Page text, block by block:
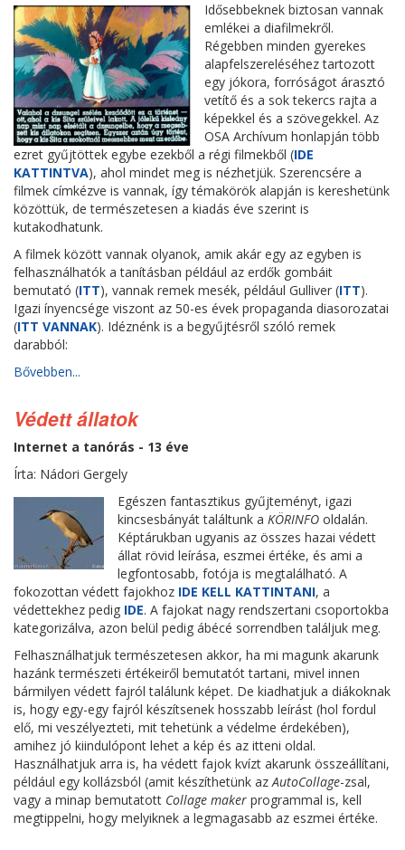
Idősebbeknek biztosan vannak
emlékei a diafilmekről.
Régebben minden gyerekes
alapfelszereléséhez tartozott
egy jókora, forróságot árasztó
vetítő és a sok tekercs rajta a
képekkel és a szövegekkel. Az
OSA Archívum honlapján több
ezret gyűjtöttek egybe ezekből a régi filmekből (IDE
KATTINTVA), ahol mindet meg is nézhetjük. Szerencsére a
filmek címkézve is vannak, így témakörök alapján is kereshetünk
közöttük, de természetesen a kiadás éve szerint is
kutakodhatunk.
A filmek között vannak olyanok, amik akár egy az egyben is
felhasználhatók a tanításban például az erdők gombáit
bemutató (ITT), vannak remek mesék, például Gulliver (ITT).
Igazi ínyencsége viszont az 50-es évek propaganda diasorozatai
(ITT VANNAK). Idéznénk is a begyűjtésről szóló remek
darabból:
Bővebben...
Védett állatok
Internet a tanórás - 13 éve
Írta: Nádori Gergely
Egészen fantasztikus gyűjteményt, igazi
kincsesbányát találtunk a KÖRINFO oldalán.
Képtárukban ugyanis az összes hazai védett
állat rövid leírása, eszmei értéke, és ami a
legfontosabb, fotója is megtalálható. A
fokozottan védett fajokhoz IDE KELL KATTINTANI, a
védettekhez pedig IDE. A fajokat nagy rendszertani csoportokba
kategorizálva, azon belül pedig ábécé sorrendben találjuk meg.
Felhasználhatjuk természetesen akkor, ha mi magunk akarunk
hazánk természeti értékeiről bemutatót tartani, mivel innen
bármilyen védett fajról találunk képet. De kiadhatjuk a diákoknak
is, hogy egy-egy fajról készítsenek hosszabb leírást (hol fordul
elő, mi veszélyezteti, mit tehetünk a védelme érdekében),
amihez jó kiindulópont lehet a kép és az itteni oldal.
Használhatjuk arra is, ha védett fajok kvízt akarunk összeállítani,
például egy kollázsból (amit készíthetünk azAutoCollage-zsal,
vagy a minap bemutatott Collage maker programmal is, kell
megtippelni, hogy melyiknek a legmagasabb az eszmei értéke.